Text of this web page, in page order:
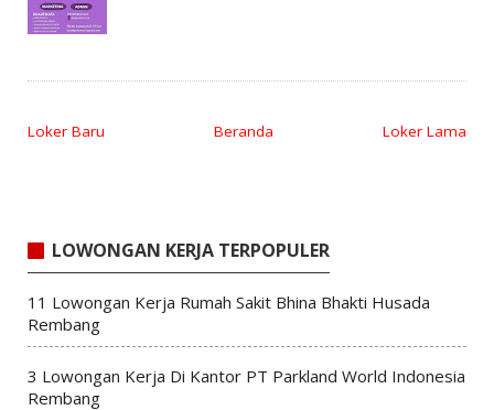
Loker Baru Loker Lama
Beranda
LOWONGAN KERJA TERPOPULER
11 Lowongan Kerja Rumah Sakit Bhina Bhakti Husada
Rembang
3 Lowongan Kerja Di Kantor PT Parkland World Indonesia
Rembang